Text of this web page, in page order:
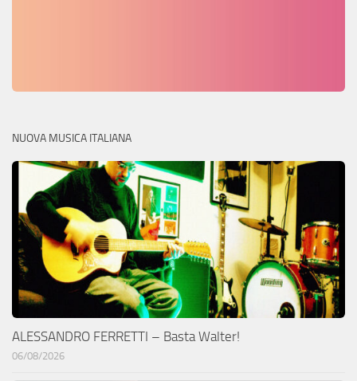
NUOVA MUSICA ITALIANA
ALESSANDRO FERRETTI – Basta Walter!
06/08/2026